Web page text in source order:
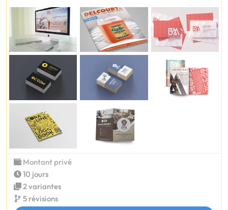
Montant privé
10 jours
2 variantes
5 révisions